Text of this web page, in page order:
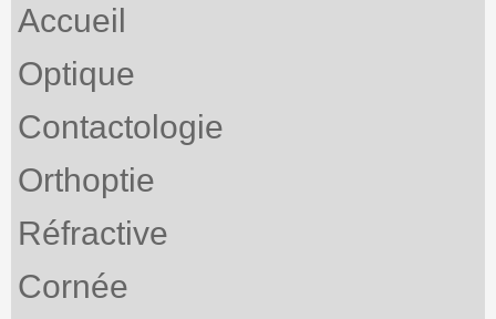
Accueil
Optique
Contactologie
Orthoptie
Réfractive
Cornée